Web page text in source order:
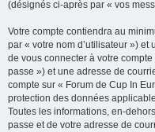
(désignés ci-après par « vos
Votre compte contiendra au
par « votre nom d’utilisateur »)
de vous connecter à votre
passe ») et une adresse de
compte sur « Forum de Cup In
protection des données
Toutes les informations, en-
passe et de votre adresse de